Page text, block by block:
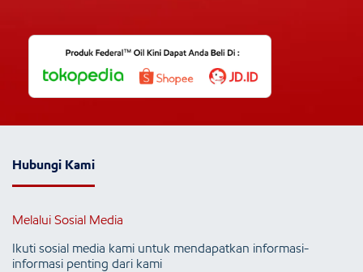
Hubungi Kami
Melalui Sosial Media
Ikuti sosial media kami untuk mendapatkan informasi-
informasi penting dari kami